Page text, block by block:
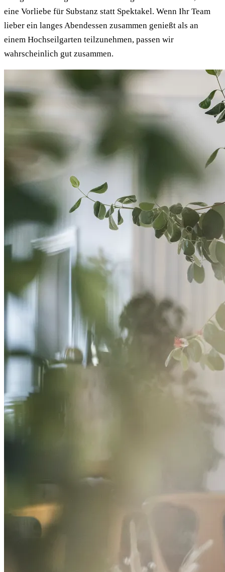
eine Vorliebe für Substanz statt Spektakel. Wenn Ihr Team
lieber ein langes Abendessen zusammen genießt als an
einem Hochseilgarten teilzunehmen, passen wir
wahrscheinlich gut zusammen.